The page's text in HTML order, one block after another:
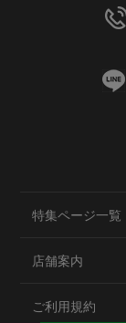
特集ページ一覧
店舗案内
ご利用規約